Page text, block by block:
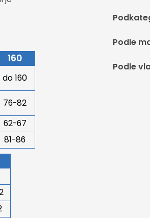
160
do 160
76-82
62-67
81-86
Podle
Podle